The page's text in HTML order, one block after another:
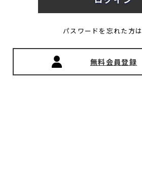
パスワードを忘れた方は
無料会員登録